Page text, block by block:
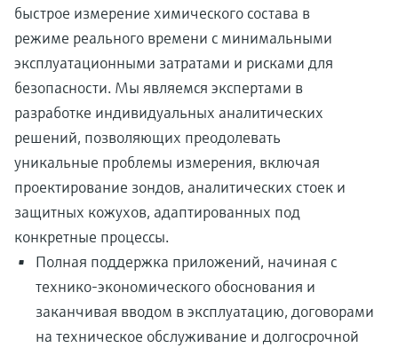
быстрое измерение химического состава в
режиме реального времени с минимальными
эксплуатационными затратами и рисками для
безопасности. Мы являемся экспертами в
разработке индивидуальных аналитических
решений, позволяющих преодолевать
уникальные проблемы измерения, включая
проектирование зондов, аналитических стоек и
защитных кожухов, адаптированных под
конкретные процессы.
Полная поддержка приложений, начиная с
технико-экономического обоснования и
заканчивая вводом в эксплуатацию, договорами
на техническое обслуживание и долгосрочной